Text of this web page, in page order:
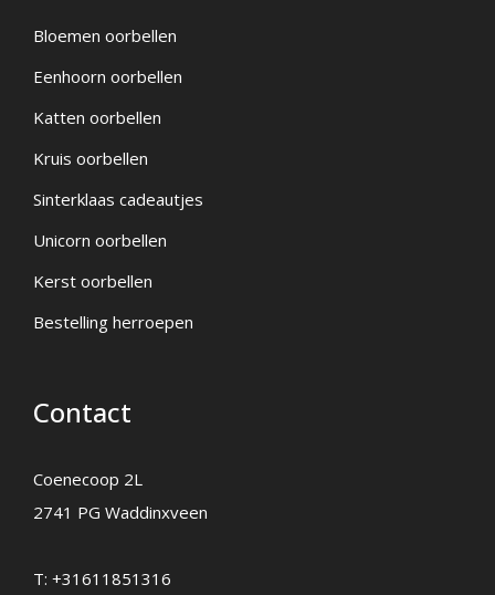
Bloemen oorbellen
Eenhoorn oorbellen
Katten oorbellen
Kruis oorbellen
Sinterklaas cadeautjes
Unicorn oorbellen
Kerst oorbellen
Bestelling herroepen
Contact
Coenecoop 2L
2741 PG Waddinxveen
T: +31611851316